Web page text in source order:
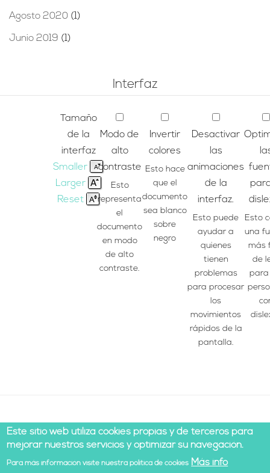
Agosto 2020 (1)
Junio 2019 (1)
Interfaz
Tamaño
de la
interfaz
Smaller
Larger
Reset
Modo de
alto
contraste
Esto
representa
el
documento
en modo
de alto
contraste.
Invertir
colores
Esto hace
que el
documento
sea blanco
sobre
negro
Desactivar
las
animaciones
de la
interfaz.
Esto puede
ayudar a
quienes
tienen
problemas
para procesar
los
movimientos
rápidos de la
pantalla.
Esto
una
más
de
para
© 2021 Todos los derechos reservados |Aviso legal
Este sitio web utiliza cookies propias y de terceros para
mejorar nuestros servicios y optimizar su navegación.
Para más información visite nuestra política de cookies Más info